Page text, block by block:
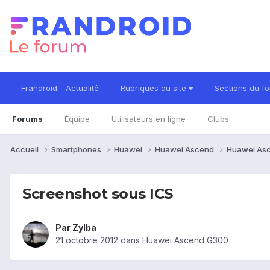
Frandroid - Actualité Rubriques du site Sections du
Forums Équipe Utilisateurs en ligne Clubs
Accueil Smartphones Huawei Huawei Ascend Huawei
Screenshot sous ICS
Par Zylba
21 octobre 2012 dans Huawei Ascend G300